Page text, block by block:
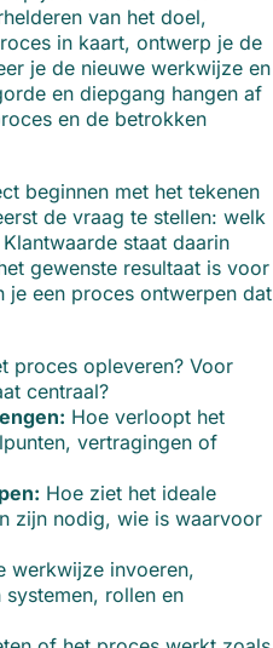
van het doel,
in kaart, ontwerp je de
je de nieuwe werkwijze en
en diepgang hangen af
en de betrokken
beginnen met het tekenen
de vraag te stellen: welk
staat daarin
gewenste resultaat is voor
een proces ontwerpen dat
proces opleveren? Voor
centraal?
Hoe verloopt het
vertragingen of
Hoe ziet het ideale
zijn nodig, wie is waarvoor
werkwijze invoeren,
rollen en